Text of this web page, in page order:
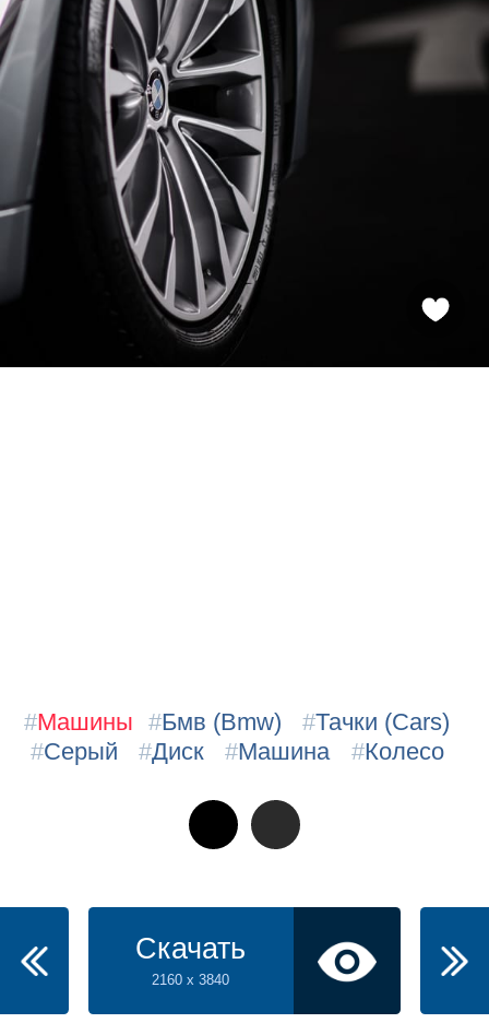
#Машины #Бмв (Bmw) #Тачки (Cars)
#Серый #Диск #Машина #Колесо
Скачать
2160 x 3840